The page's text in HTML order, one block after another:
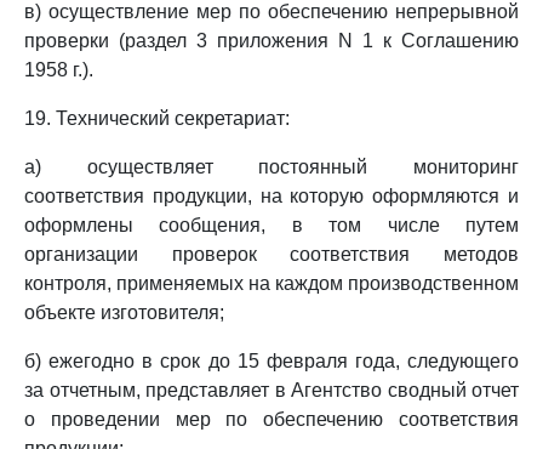
в) осуществление мер по обеспечению непрерывной
проверки (раздел 3 приложения N 1 к Соглашению
1958 г.).
19. Технический секретариат:
а) осуществляет постоянный мониторинг
соответствия продукции, на которую оформляются и
оформлены сообщения, в том числе путем
организации проверок соответствия методов
контроля, применяемых на каждом производственном
объекте изготовителя;
б) ежегодно в срок до 15 февраля года, следующего
за отчетным, представляет в Агентство сводный отчет
о проведении мер по обеспечению соответствия